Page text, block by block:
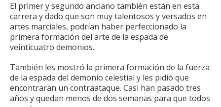
El primer y segundo anciano también están en esta
carrera y dado que son muy talentosos y versados ​​en
artes marciales, podrían haber perfeccionado la
primera formación del arte de la espada de
veinticuatro demonios.
También les mostró la primera formación de la fuerza
de la espada del demonio celestial y les pidió que
encontraran un contraataque. Casi han pasado tres
años y quedan menos de dos semanas para que todos